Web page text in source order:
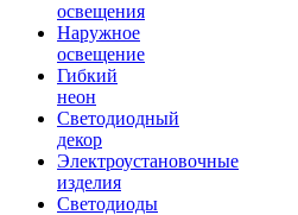
освещения
Наружное
освещение
Гибкий
неон
Светодиодный
декор
Электроустановочные
изделия
Светодиоды